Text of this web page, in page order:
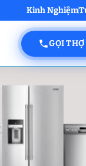
Kinh Nghiệm
GỌI THỢ